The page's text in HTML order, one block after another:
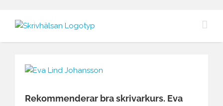
innehållet
Visa
bild
Rekommenderar bra skrivarkurs. Eva